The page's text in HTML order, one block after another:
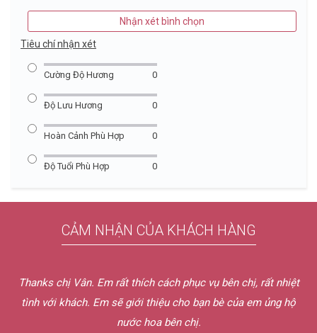
Nhận xét bình chọn
Tiêu chí nhận xét
Cường Độ Hương 0
Độ Lưu Hương 0
Hoàn Cảnh Phù Hợp 0
Độ Tuổi Phù Hợp 0
CẢM NHẬN CỦA KHÁCH HÀNG
Thanks chị Vân. Em rất thích cách phục vụ bên chị, rất nhiệt
tình với khách. Em sẽ giới thiệu cho bạn bè của em ủng hộ
nước hoa bên chị.